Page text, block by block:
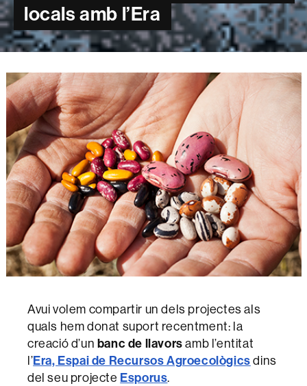
locals amb l’Era
Avui volem compartir un dels projectes als
quals hem donat suport recentment: la
creació d’un banc de llavorsamb l’entitat
l’Era, Espai de Recursos Agroecològicsdins
del seu projecte Esporus.